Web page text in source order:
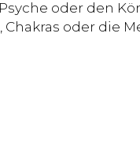
oder den
oder die